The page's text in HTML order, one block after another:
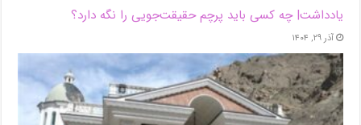
یادداشت| ‌چه کسی باید پرچم حقیقت‌جویی را نگه دارد؟
آذر ۲۹, ۱۴۰۴